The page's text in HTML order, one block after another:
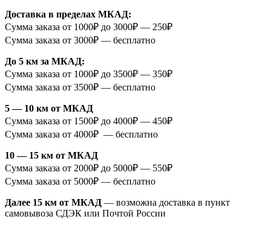
Доставка в пределах МКАД:
Сумма заказа от 1000₽ до 3000₽ — 250₽
Сумма заказа от 3000₽ — бесплатно
До 5 км за МКАД:
Сумма заказа от 1000₽ до 3500₽ — 350₽
Сумма заказа от 3500₽ — бесплатно
5 — 10 км от МКАД
Сумма заказа от 1500₽ до 4000₽ — 450₽
Сумма заказа от 4000₽ — бесплатно
10 — 15 км от МКАД
Сумма заказа от 2000₽ до 5000₽ — 550₽
Сумма заказа от 5000₽ — бесплатно
Далее 15 км от МКАД — возможна доставка в пункт
самовывоза СДЭК или Почтой России